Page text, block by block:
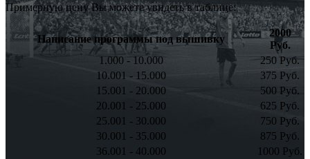
Примерную цену Вы можете увидеть в таблице:
Написание программы под вышивку
2000
Руб.
1.000 - 10.000
250 Руб.
10.001 - 15.000
375 Руб.
15.001 - 20.000
500 Руб.
20.001 - 25.000
625 Руб.
25.001 - 30.000
750 Руб.
30.001 - 35.000
875 Руб.
36.001 - 40.000
1000 Руб.